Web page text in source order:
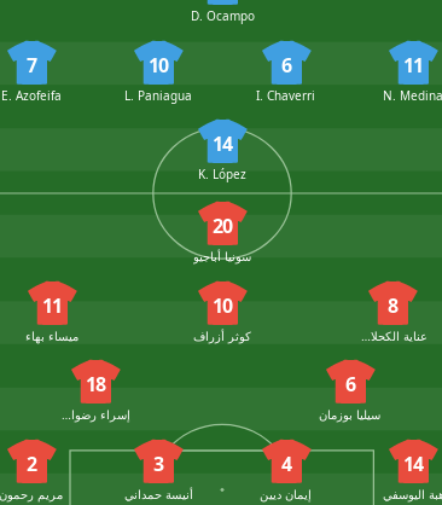
D. Ocampo
11
N. Medina
6
I. Chaverri
10
L. Paniagua
7
E. Azofeifa
14
K. López
20
سونيا أباجيو
8
10
كوثر أزراف
11
ميساء بهاء
6
سيليا بوزمان
18
إسراء رضواني
14
اليوسفي
4
إيمان ديين
3
أنيسة حمداني
2
مريم رحمون